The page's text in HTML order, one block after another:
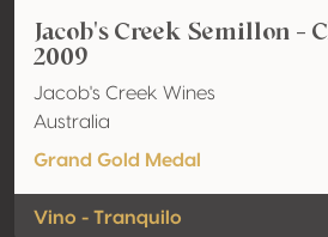
Jacob's Creek Semillon -
2009
Jacob's Creek Wines
Australia
Grand Gold Medal
Vino - Tranquilo